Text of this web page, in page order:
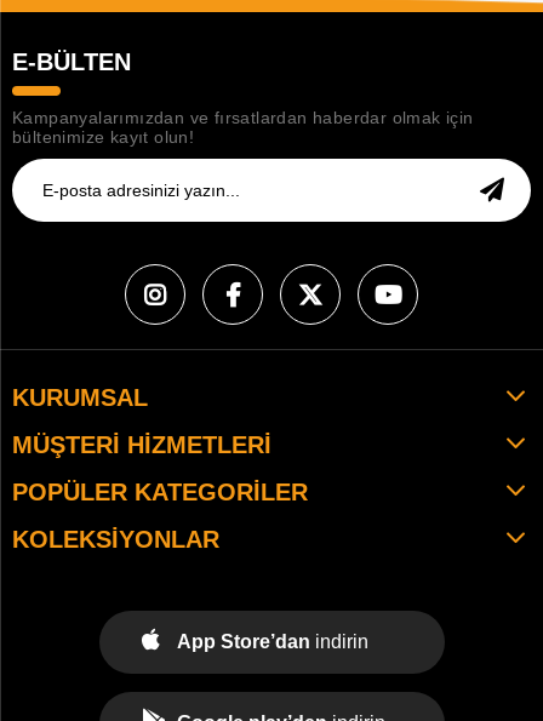
E-BÜLTEN
Kampanyalarımızdan ve fırsatlardan haberdar olmak için
bültenimize kayıt olun!
KURUMSAL
MÜŞTERI HIZMETLERI
POPÜLER KATEGORILER
KOLEKSIYONLAR
App Store’dan indirin